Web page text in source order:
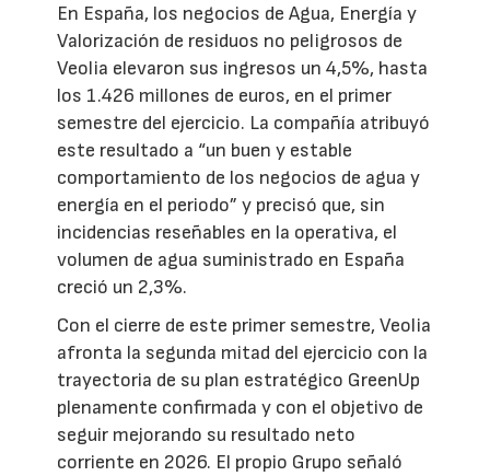
En España, los negocios de Agua, Energía y
Valorización de residuos no peligrosos de
Veolia elevaron sus ingresos un 4,5%, hasta
los 1.426 millones de euros, en el primer
semestre del ejercicio. La compañía atribuyó
este resultado a “un buen y estable
comportamiento de los negocios de agua y
energía en el periodo” y precisó que, sin
incidencias reseñables en la operativa, el
volumen de agua suministrado en España
creció un 2,3%.
Con el cierre de este primer semestre, Veolia
afronta la segunda mitad del ejercicio con la
trayectoria de su plan estratégico GreenUp
plenamente confirmada y con el objetivo de
seguir mejorando su resultado neto
corriente en 2026. El propio Grupo señaló